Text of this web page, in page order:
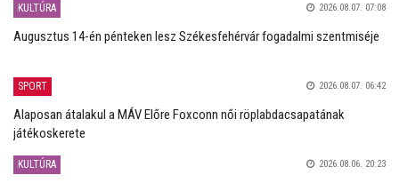
KULTÚRA 2026.08.07. 07:08
Augusztus 14-én pénteken lesz Székesfehérvár fogadalmi szentmiséje
SPORT 2026.08.07. 06:42
Alaposan átalakul a MÁV Előre Foxconn női röplabdacsapatának
játékoskerete
KULTÚRA 2026.08.06. 20:23